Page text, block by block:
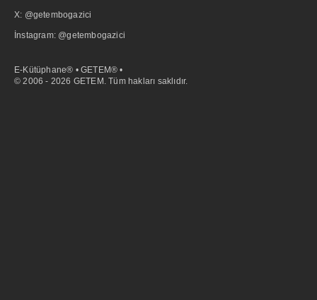
X: @getembogazici
İnstagram: @getembogazici
E-Kütüphane® • GETEM® •
© 2006 - 2026 GETEM. Tüm hakları saklıdır.